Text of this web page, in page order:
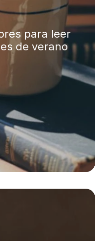
para leer
de verano